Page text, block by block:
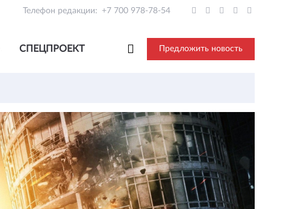
Телефон редакции: +7 700 978-78-54
СПЕЦПРОЕКТ Предложить новость